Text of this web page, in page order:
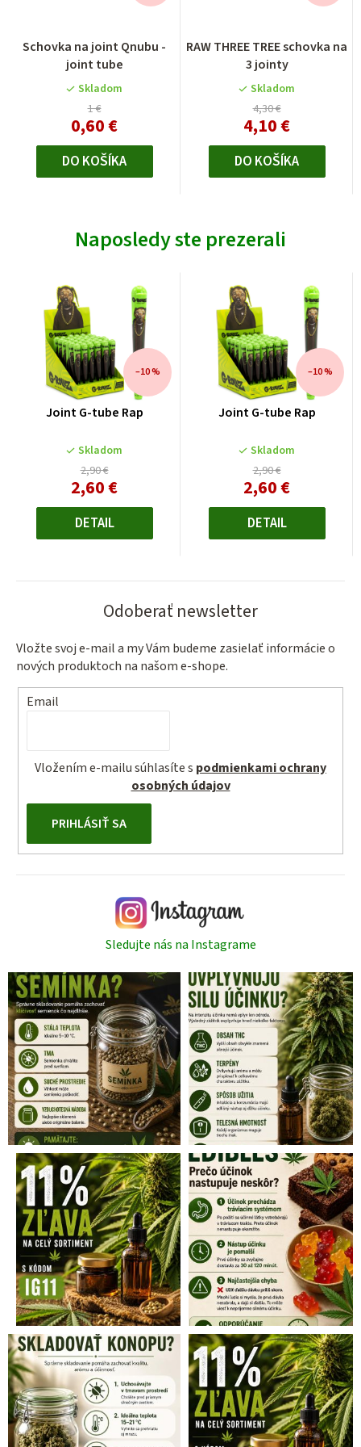
Schovka na joint Qnubu -
joint tube
Skladom
1 €
0,60 €
DO KOŠÍKA
RAW THREE TREE schovka na
3 jointy
Skladom
4,30 €
4,10 €
DO KOŠÍKA
Naposledy ste prezerali
Joint G-tube Rap
Skladom
2,90 €
–10 %
2,60 €
DETAIL
Joint G-tube Rap
Skladom
2,90 €
–10 %
2,60 €
DETAIL
Odoberať newsletter
Vložte svoj e-mail a my Vám budeme zasielať informácie o
nových produktoch na našom e-shope.
Email
Vložením e-mailu súhlasíte s podmienkami ochrany
osobných údajov
PRIHLÁSIŤ SA
Sledujte nás na Instagrame